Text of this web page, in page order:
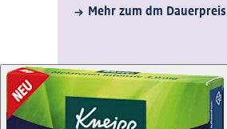
Mehr zum dm Dauerpreis